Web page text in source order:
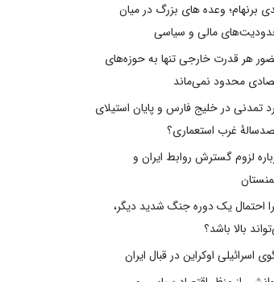
برنهام؛ وعده های بزرگ در میان
مالی و سیاسی
هر قدرت خارجی تنها به حوزه‌های
محدود نمی‌ماند
تمدنی در خلیج فارس و پایان استیلای
غرب استعماری؟
لزوم گسترش روابط ایران و
احتمال یک دوره جنگ شدید دیگر،
بالا باشد؟
اسرائیلی اوکراین در قبال ایران